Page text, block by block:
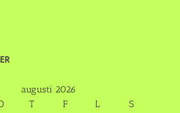
augusti 2026
T F L
S